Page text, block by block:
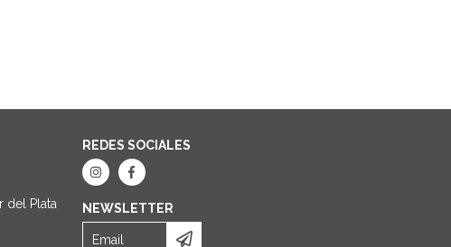
del Plata
REDES SOCIALES
NEWSLETTER